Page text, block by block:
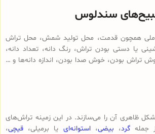
سندلوس
همچون قدمت، محل تولید شمش، محل تراش
یا دستی بودن تراش، رنگ دانه، تعداد دانه،
بودن، خوش صدا بودن، اندازه دانه‌ها و …
ظاهری آن را می‌سازند. در این زمینه تراش‌های
جمله گرد، بیضی،استوانه‌ای یا برمیلی، قیچی،